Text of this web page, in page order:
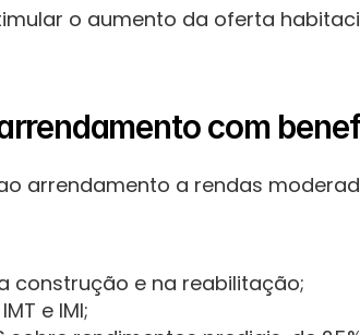
o aumento da oferta
com
arrendamento a rendas
construção e na reabilitação;
e IMI;